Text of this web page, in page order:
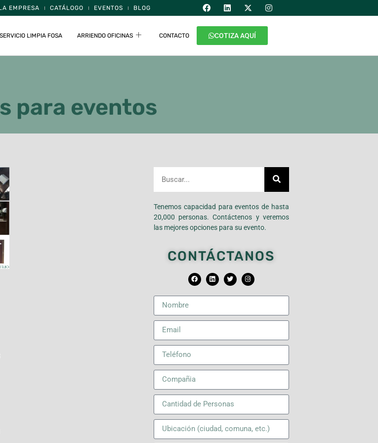
EMPRESA CATÁLOGO EVENTOS BLOG
SERVICIO LIMPIA FOSA ARRIENDO OFICINAS CONTACTO COTIZA AQUÍ
para eventos
Tenemos capacidad para eventos de hasta
20,000 personas. Contáctenos y veremos
las mejores opciones para su evento.
CONTÁCTANOS